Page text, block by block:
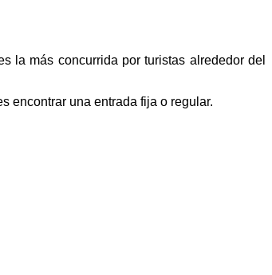
la más concurrida por turistas alrededor del
encontrar una entrada fija o regular.